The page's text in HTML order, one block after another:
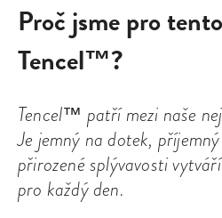
Proč jsme pro
Tencel™?
Tencel™ patří mezi naše
Je jemný na dotek,
přirozené splývavosti
pro každý den.